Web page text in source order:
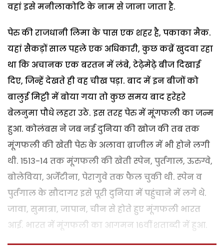
वहां इसे मनीलाकोटि के नाम से जाना जाता है.
पेरु की राजधानी लिमा के पास एक शहर है, पकाका मैक.
यहां सैकड़ों साल पहले एक अधिकारी, कुछ कब्रें खुदवा रहा
था कि अचानक एक बरतन में लंबे, टेढ़ेमेढ़े बीज दिखाई
दिए, जिन्हें देखते ही वह चीख पड़ा. बाद में इन बीजों को
बालुई मिट्टी में बोया गया तो कुछ समय बाद हरेहरे
बेलनुमा पौधे लहरा उठे. इस तरह पेरु में मूंगफली का जन्म
हुआ. कोलंबस ने जब नई दुनिया की खोज की तब तक
मूंगफली की खेती पेरु के अलावा ब्राजील में भी होने लगी
थी. 1513-14 तक मूंगफली की खेती स्पेन, पुर्तगाल, ऊरुग्वे,
बोलेविया, अर्जेंटीना, पेरागुवे तक फैल चुकी थी. स्पेन व
पुर्तगाल के सौदागर इसे पूरी दुनिया में पहुंचाने में लगे थे.
जावा, सुमात्रा, जापान, चीन से होते हुए मूंगफली भारत
आई. भारत में मूंगफली का आगमन 16वीं शताब्दी में हुआ.